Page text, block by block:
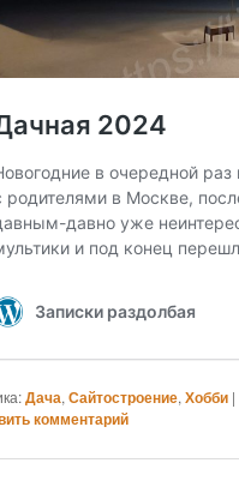
Дача, Сайтостроение, Хобби |
комментарий